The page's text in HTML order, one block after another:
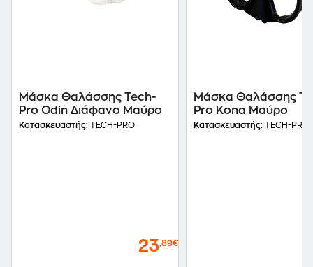
Μάσκα Θαλάσσης Tech-
Pro Odin Διάφανο Μαύρο
Κατασκευαστής: TECH-PRO
23,89€
Μάσκα Θαλάσσης
Pro Kona Μαύρο
Κατασκευαστής: TECH-PRO